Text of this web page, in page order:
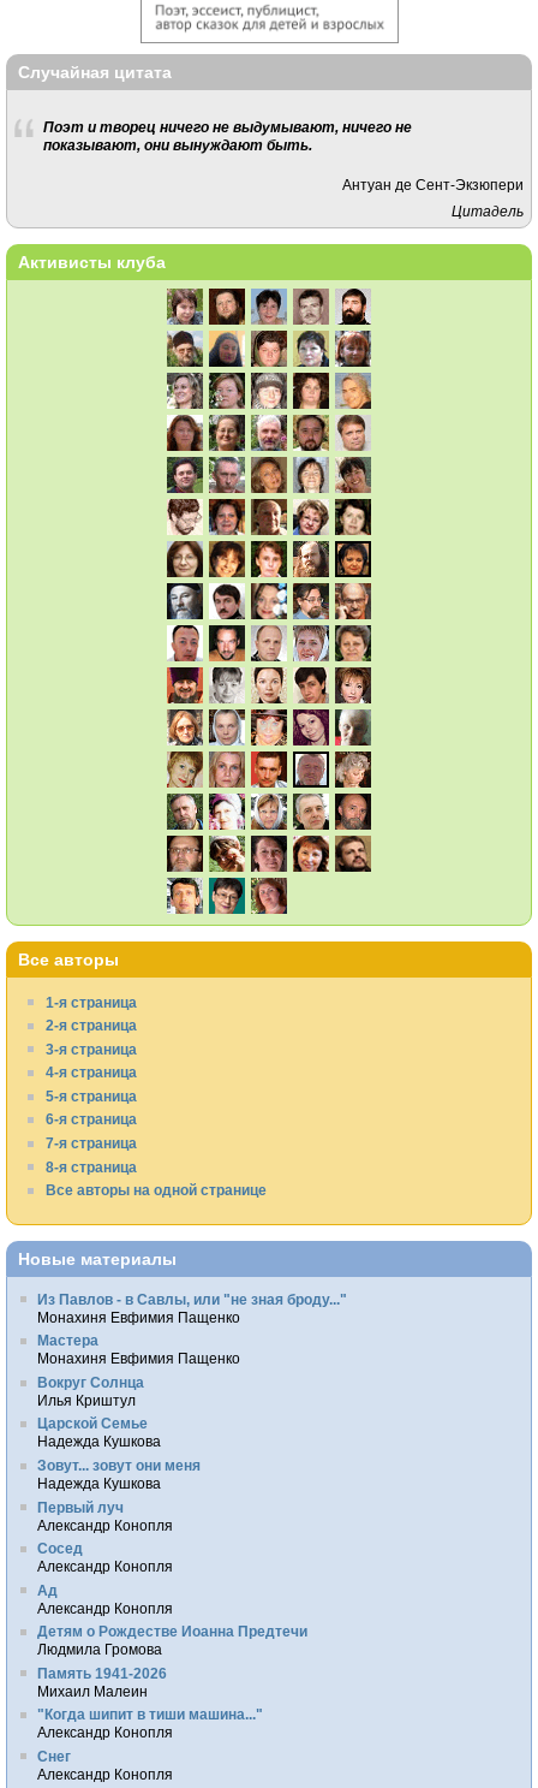
Случайная цитата
Поэт и творец ничего не выдумывают, ничего не
показывают, они вынуждают быть.
Антуан де Сент-Экзюпери
Цитадель
Активисты клуба
Все авторы
1-я страница
2-я страница
3-я страница
4-я страница
5-я страница
6-я страница
7-я страница
8-я страница
Все авторы на одной странице
Новые материалы
Из Павлов - в Савлы, или "не зная броду..."
Монахиня Евфимия Пащенко
Мастера
Монахиня Евфимия Пащенко
Вокруг Солнца
Илья Криштул
Царской Семье
Надежда Кушкова
Зовут... зовут они меня
Надежда Кушкова
Первый луч
Александр Конопля
Сосед
Александр Конопля
Ад
Александр Конопля
Детям о Рождестве Иоанна Предтечи
Людмила Громова
Память 1941-2026
Михаил Малеин
"Когда шипит в тиши машина..."
Александр Конопля
Снег
Александр Конопля